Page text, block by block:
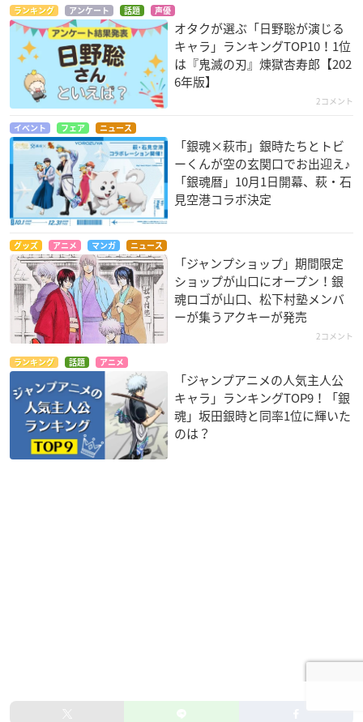
ランキング アンケート 話題 声優
オタクが選ぶ「日野聡が演じる
キャラ」ランキングTOP10！1位
は『鬼滅の刃』煉󠄁獄杏寿郎【202
6年版】
2コメント
イベント フェア ニュース
「銀魂×萩市」銀時たちとトビ
ーくんが空の玄関口でお出迎え♪
「銀魂暦」10月1日開幕、萩・石
見空港コラボ決定
グッズ アニメ マンガ ニュース
「ジャンプショップ」期間限定
ショップが山口にオープン！銀
魂ロゴが山口、松下村塾メンバ
ーが集うアクキーが発売
2コメント
ランキング 話題 アニメ
「ジャンプアニメの人気主人公
キャラ」ランキングTOP9！「銀
魂」坂田銀時と同率1位に輝いた
のは？